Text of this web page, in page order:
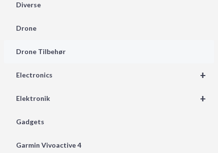
Diverse
Drone
Drone Tilbehør
+
Electronics
+
Elektronik
Gadgets
Garmin Vivoactive 4